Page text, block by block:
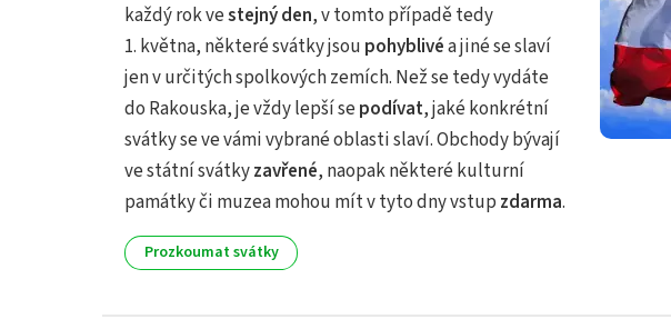
každý rok vestejný den, v tomto případě tedy
1. května, některé svátky jsou pohyblivéa jiné se slaví
jen v určitých spolkových zemích. Než se tedy vydáte
do Rakouska, je vždy lepší sepodívat, jaké konkrétní
svátky se ve vámi vybrané oblasti slaví. Obchody bývají
ve státní svátkyzavřené, naopak některé kulturní
památky či muzea mohou mít v tyto dny vstup zdarma.
Prozkoumat svátky